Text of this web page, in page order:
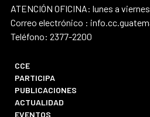
ATENCIÓN OFICINA: lunes a
Correo electrónico :
Teléfono: 2377-2200
CCE
PARTICIPA
PUBLICACIONES
ACTUALIDAD
EVENTOS